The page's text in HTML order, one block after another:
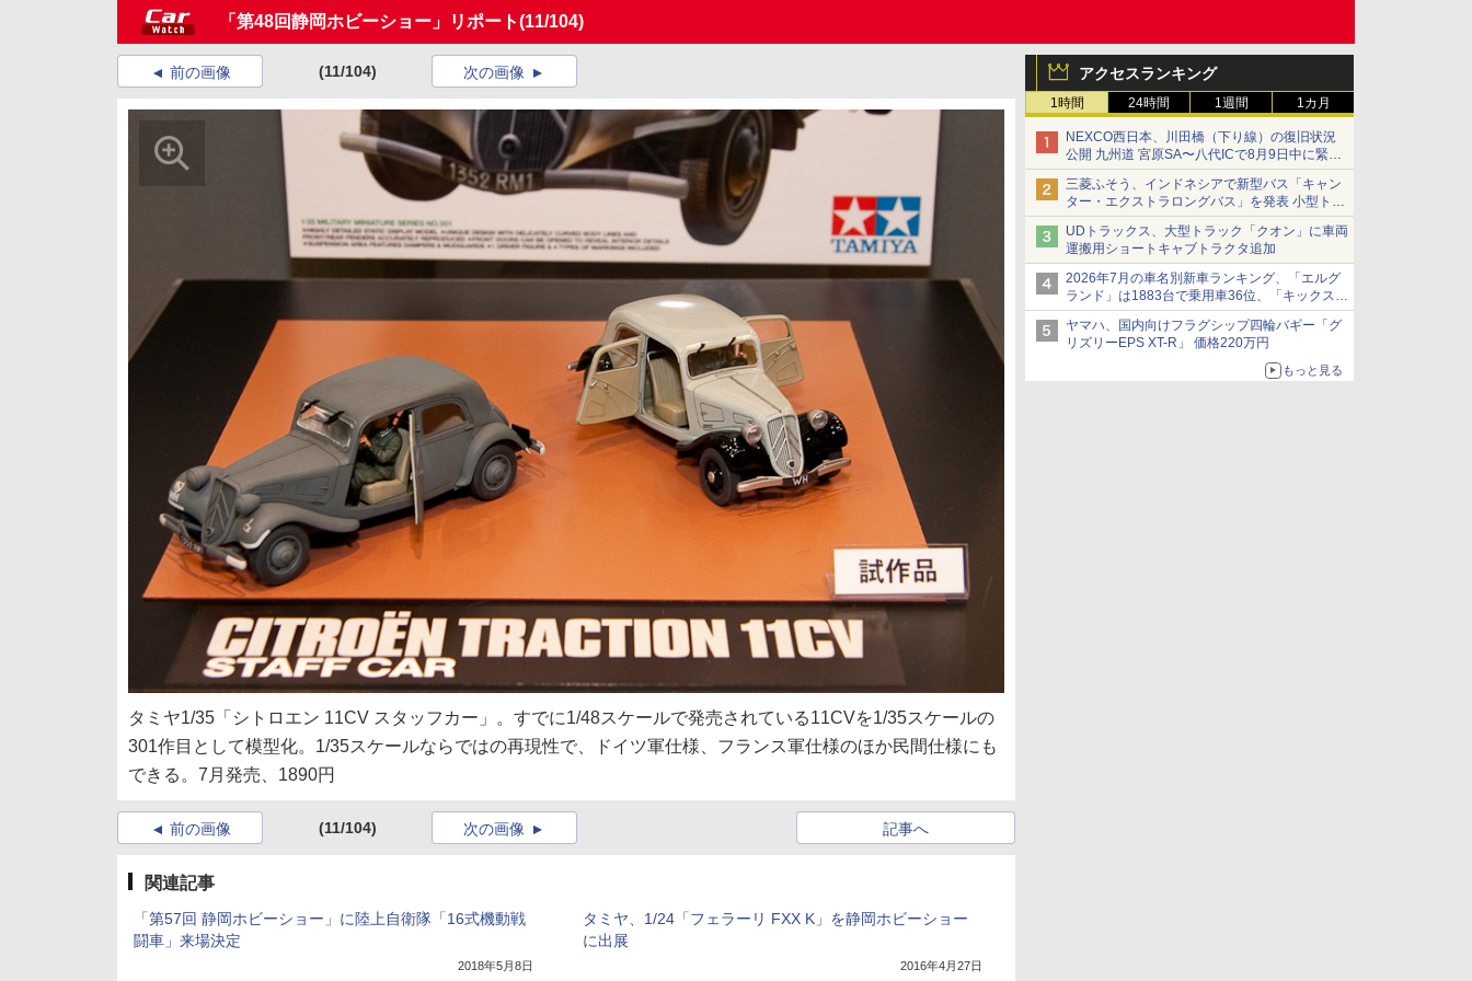
「第48回静岡ホビーショー」リポート(11/104)
アクセスランキング
1時間 24時間 1週間 1カ月
NEXCO西日本、川田橋（下り線）の復旧状況
公開 九州道 宮原SA〜八代ICで8月9日中に緊急
車両を通行可能に
三菱ふそう、インドネシアで新型バス「キャン
ター・エクストラロングバス」を発表 小型トラ
ックベースの観光・旅客輸送向けバス
UDトラックス、大型トラック「クオン」に車両
運搬用ショートキャブトラクタ追加
2026年7月の車名別新車ランキング、「エルグ
ランド」は1883台で乗用車36位、「キックス」
は2591台で27位に
ヤマハ、国内向けフラグシップ四輪バギー「グ
リズリーEPS XT-R」 価格220万円
もっと見る
前の画像 (11/104) 次の画像
タミヤ1/35「シトロエン 11CV スタッフカー」。すでに1/48スケールで発売されている11CVを1/35スケールの
301作目として模型化。1/35スケールならではの再現性で、ドイツ軍仕様、フランス軍仕様のほか民間仕様にも
できる。7月発売、1890円
前の画像 (11/104) 記事へ
次の画像
関連記事
「第57回 静岡ホビーショー」に陸上自衛隊「16式機動戦
闘車」来場決定
2018年5月8日
タミヤ、1/24「フェラーリ FXX K」を静岡ホビーショー
に出展
2016年4月27日